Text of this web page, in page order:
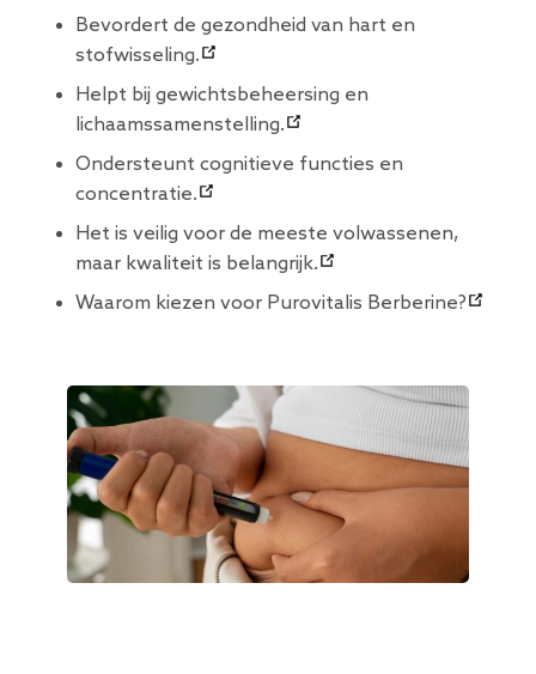
Bevordert de gezondheid van hart en
stofwisseling.
Helpt bij gewichtsbeheersing en
lichaamssamenstelling.
Ondersteunt cognitieve functies en
concentratie.
Het is veilig voor de meeste volwassenen,
maar kwaliteit is belangrijk.
Waarom kiezen voor Purovitalis Berberine?